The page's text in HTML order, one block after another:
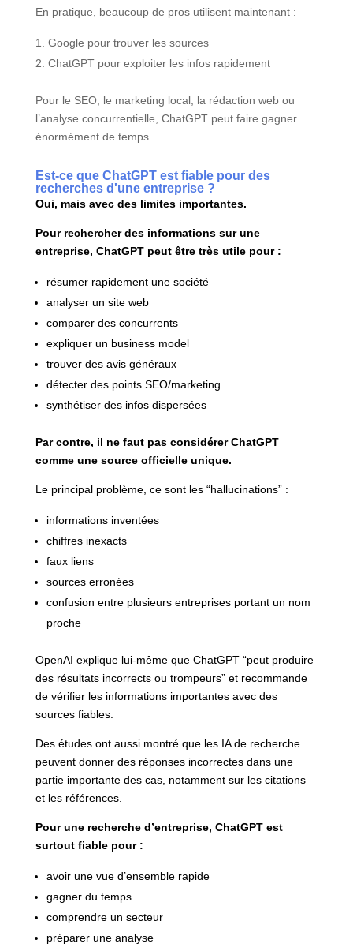
En pratique, beaucoup de pros utilisent maintenant :
Google pour trouver les sources
ChatGPT pour exploiter les infos rapidement
Pour le SEO, le marketing local, la rédaction web ou
l’analyse concurrentielle, ChatGPT peut faire gagner
énormément de temps.
Est-ce que ChatGPT est fiable pour des
recherches d'une entreprise ?
Oui, mais avec des limites importantes.
Pour rechercher des informations sur une
entreprise, ChatGPT peut être très utile pour :
résumer rapidement une société
analyser un site web
comparer des concurrents
expliquer un business model
trouver des avis généraux
détecter des points SEO/marketing
synthétiser des infos dispersées
Par contre, il ne faut pas considérer ChatGPT
comme une source officielle unique.
Le principal problème, ce sont les “hallucinations” :
informations inventées
chiffres inexacts
faux liens
sources erronées
confusion entre plusieurs entreprises portant un nom
proche
OpenAI explique lui-même que ChatGPT “peut produire
des résultats incorrects ou trompeurs” et recommande
de vérifier les informations importantes avec des
sources fiables.
Des études ont aussi montré que les IA de recherche
peuvent donner des réponses incorrectes dans une
partie importante des cas, notamment sur les citations
et les références.
Pour une recherche d’entreprise, ChatGPT est
surtout fiable pour :
avoir une vue d’ensemble rapide
gagner du temps
comprendre un secteur
préparer une analyse